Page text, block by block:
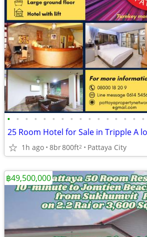
• • • • • • • • • • • • • • • •
25 Room Hotel for Sale in Tripple A
1h ago 8br800ft2 Pattaya City
฿49,500,000